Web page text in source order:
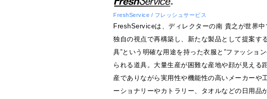
FreshService / フレッシュサービス
FreshServiceは、ディレクターの南 貴之が世界中
独自の視点で再構築し、新たな製品として提案す
具”という明確な用途を持った衣服と”ファッショ
られる道具。大量生産が困難な産地や顔が見える
産でありながら実用性や機能性の高いメーカーや
ーショナリーやカトラリー、タオルなどの日用品